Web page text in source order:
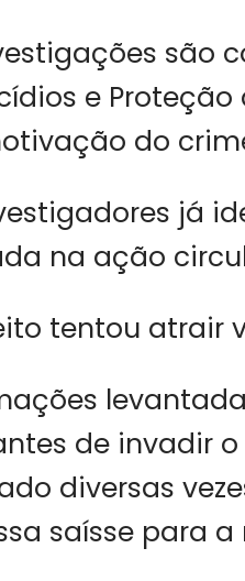
são
e Proteção
do
já
na ação
tentou atrair
de invadir
diversas
saísse para a